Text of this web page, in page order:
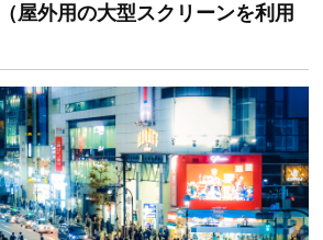
屋外用の大型スクリーンを利用